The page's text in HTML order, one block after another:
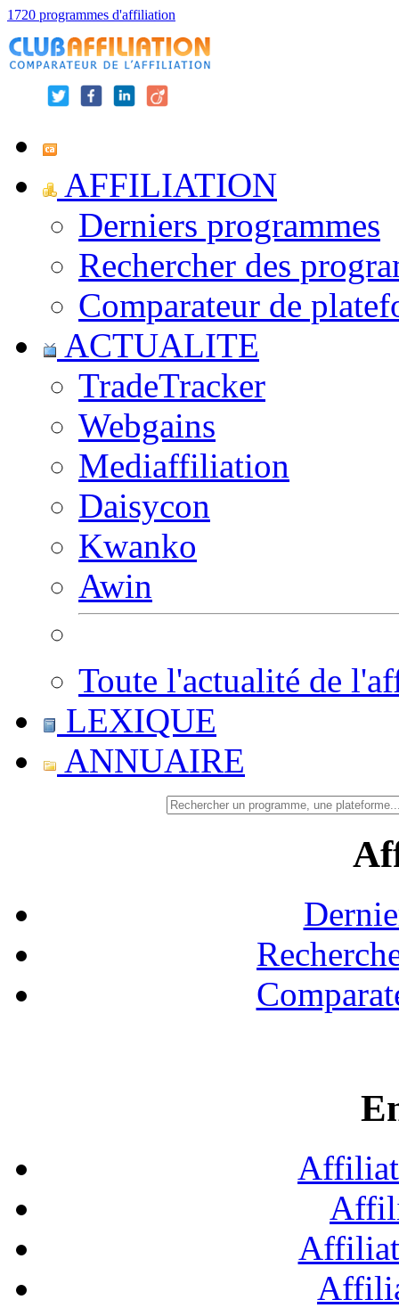
1720 programmes d'affiliation
AFFILIATION
Derniers programmes
Rechercher des
Comparateur de
ACTUALITE
TradeTracker
Webgains
Mediaffiliation
Daisycon
Kwanko
Awin
Toute l'actualité de
LEXIQUE
ANNUAIRE